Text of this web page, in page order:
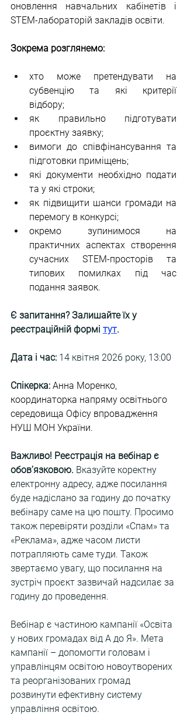
оновлення навчальних кабінетів і
STEM-лабораторій закладів освіти.
Зокрема розглянемо:
хто може претендувати на
субвенцію та які критерії
відбору;
як правильно підготувати
проєктну заявку;
вимоги до співфінансування та
підготовки приміщень;
які документи необхідно подати
та у які строки;
як підвищити шанси громади на
перемогу в конкурсі;
окремо зупинимося на
практичних аспектах створення
сучасних STEM-просторів та
типових помилках під час
подання заявок.
Є запитання? Залишайте їх у
реєстраційній формі тут.
Дата і час: 14 квітня 2026 року, 13:00
Спікерка: Анна Моренко,
координаторка напряму освітнього
середовища Офісу впровадження
НУШ МОН України.
Важливо! Реєстрація на вебінар є
обов’язковою. Вказуйте коректну
електронну адресу, адже посилання
буде надіслано за годину до початку
вебінару саме на цю пошту. Просимо
також перевіряти розділи «Спам» та
«Реклама», адже часом листи
потрапляють саме туди. Також
звертаємо увагу, що посилання на
зустріч проєкт зазвичай надсилає за
годину до проведення.
Вебінар є частиною кампанії «Освіта
у нових громадах від А до Я». Мета
кампанії – допомогти головам і
управлінцям освітою новоутворених
та реорганізованих громад
розвинути ефективну систему
управління освітою.